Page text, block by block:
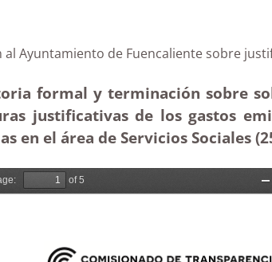
al Ayuntamiento de Fuencaliente
formal y terminación sobre
justificativas de los gastos
en el área de Servicios Sociales